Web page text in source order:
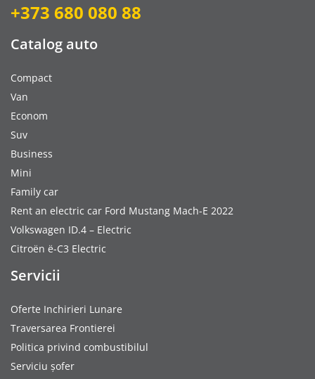
+373 680 080 88
Catalog auto
Compact
Van
Econom
Suv
Business
Mini
Family car
Rent an electric car Ford Mustang Mach-E 2022
Volkswagen ID.4 – Electric
Citroën ë-C3 Electric
Servicii
Oferte Inchirieri Lunare
Traversarea Frontierei
Politica privind combustibilul
Serviciu șofer